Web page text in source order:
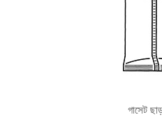
গাসেট